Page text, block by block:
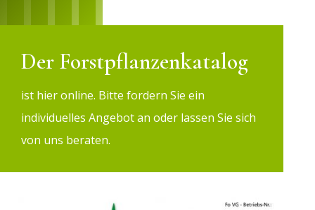
Der Forstpflanzenkatalog
ist hier online. Bitte fordern Sie ein
individuelles Angebot an oder lassen Sie sich
von uns beraten.